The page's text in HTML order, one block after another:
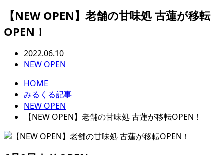
【NEW OPEN】老舗の甘味処 古蓮が移転
OPEN！
2022.06.10
NEW OPEN
HOME
みるくる記事
NEW OPEN
【NEW OPEN】老舗の甘味処 古蓮が移転OPEN！